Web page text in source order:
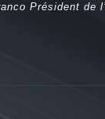
Président de